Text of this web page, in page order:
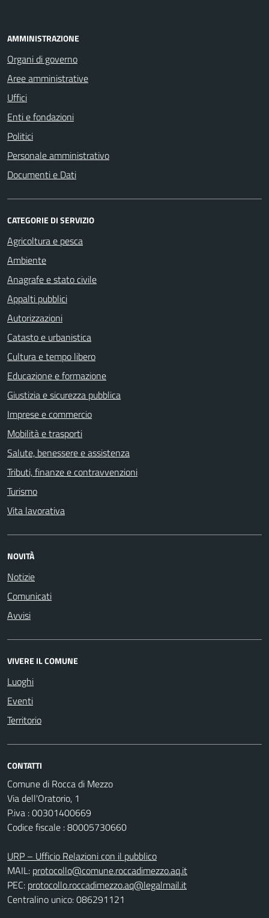
AMMINISTRAZIONE
Organi di governo
Aree amministrative
Uffici
Enti e fondazioni
Politici
Personale amministrativo
Documenti e Dati
CATEGORIE DI SERVIZIO
Agricoltura e pesca
Ambiente
Anagrafe e stato civile
Appalti pubblici
Autorizzazioni
Catasto e urbanistica
Cultura e tempo libero
Educazione e formazione
Giustizia e sicurezza pubblica
Imprese e commercio
Mobilità e trasporti
Salute, benessere e assistenza
Tributi, finanze e contravvenzioni
Turismo
Vita lavorativa
NOVITÀ
Notizie
Comunicati
Avvisi
VIVERE IL COMUNE
Luoghi
Eventi
Territorio
CONTATTI
Comune di Rocca di Mezzo
Via dell'Oratorio, 1
P.iva : 00301400669
Codice fiscale : 80005730660
URP – Ufficio Relazioni con il pubblico
MAIL: protocollo@comune.roccadimezzo.aq.it
PEC: protocollo.roccadimezzo.aq@legalmail.it
Centralino unico: 086291121